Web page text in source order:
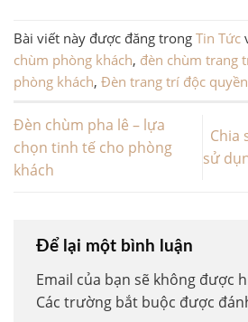
Bài viết này được đăng trong Tin Tức
chùm phòng khách, đèn chùm trang
phòng khách, Đèn trang trí độc quyền
Đèn chùm pha lê – lựa
chọn tinh tế cho phòng
khách
Chia
sử
Để lại một bình luận
Email của bạn sẽ không được
Các trường bắt buộc được